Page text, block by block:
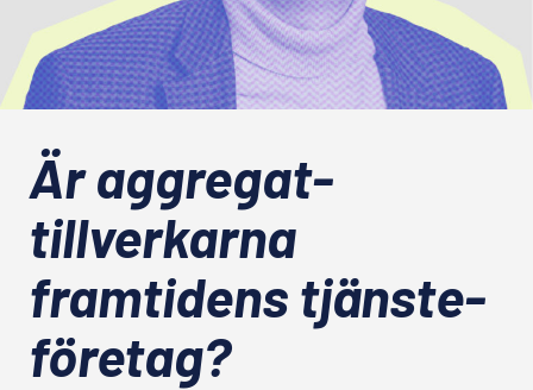
Är aggregat­
tillverkarna
framtidens tjänste­
företag?